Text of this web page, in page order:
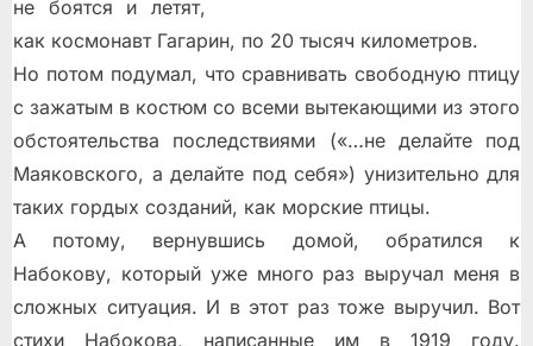
не боятся и летят,
как космонавт Гагарин, по 20 тысяч километров.
Но потом подумал, что сравнивать свободную птицу
с зажатым в костюм со всеми вытекающими из этого
обстоятельства последствиями («…не делайте под
Маяковского, а делайте под себя») унизительно для
таких гордых созданий, как морские птицы.
А потому, вернувшись домой, обратился к
Набокову, который уже много раз выручал меня в
сложных ситуация. И в этот раз тоже выручил. Вот
стихи Набокова, написанные им в 1919 году.